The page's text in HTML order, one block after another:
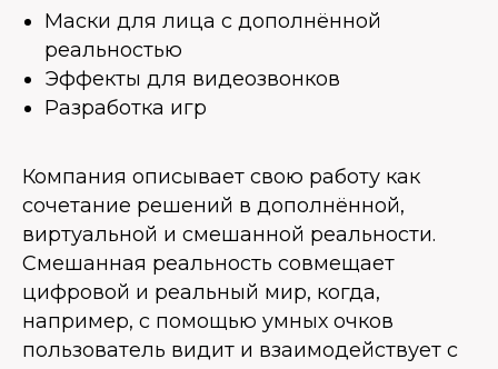
Маски для лица с дополнённой
реальностью
Эффекты для видеозвонков
Разработка игр
Компания описывает свою работу как
сочетание решений в дополнённой,
виртуальной и смешанной реальности.
Смешанная реальность совмещает
цифровой и реальный мир, когда,
например, с помощью умных очков
пользователь видит и взаимодействует с